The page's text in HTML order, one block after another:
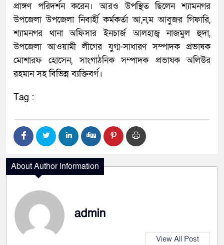
প্রাঙ্গণ পরিদর্শন করেন। আরও উপস্থিত ছিলেন শ্যামনগর
উপজেলা উপজেলা নিবার্হী কর্মকর্তা আ,ন,ম আবুজর গিফারি,
শ্যামনগর থানা অফিসার ইনচার্জ আলহাজ্ব নাজমুল হুদা,
উপজেলা আওয়ামী লীগের যুগ্ম-সাধারণ সম্পাদক প্রভাষক
মোশারফ হোসেন, সাংগাঠনিক সম্পাদক প্রভাষক অলিউর
রহমান সহ বিভিন্ন ব্যক্তিবর্গ।
Tag :
About Author Information
admin
View All Post